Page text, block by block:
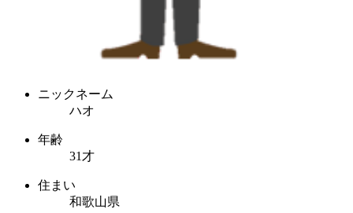
ニックネーム
ハオ
年齢
31才
住まい
和歌山県